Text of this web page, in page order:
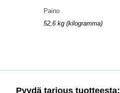
Paino
52,6 kg (kilogramma)
Pyydä tarjous tuotteesta: